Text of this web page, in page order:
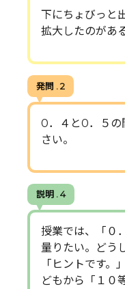
下にちょびっと
拡大したのがあ
発問 . 2
0．４と0．５の
さい。
説明 . 4
授業では、「０
量りたい。どう
「ヒントです。
どもから「１０